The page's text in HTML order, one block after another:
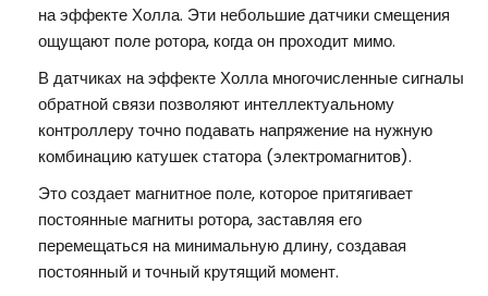
на эффекте Холла. Эти небольшие датчики смещения
ощущают поле ротора, когда он проходит мимо.
В датчиках на эффекте Холла многочисленные сигналы
обратной связи позволяют интеллектуальному
контроллеру точно подавать напряжение на нужную
комбинацию катушек статора (электромагнитов).
Это создает магнитное поле, которое притягивает
постоянные магниты ротора, заставляя его
перемещаться на минимальную длину, создавая
постоянный и точный крутящий момент.